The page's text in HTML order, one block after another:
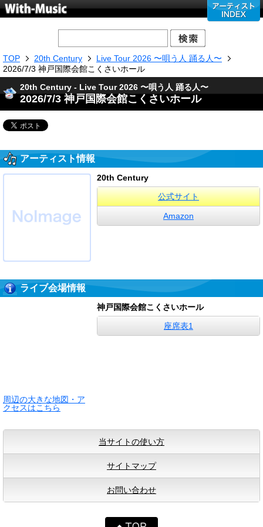
TOP 20th Century
Live Tour 2026 〜唄う人 踊る人〜
2026/7/3 神戸国際会館こくさいホール
20th Century - Live Tour 2026 〜唄う人 踊る人〜
2026/7/3 神戸国際会館こくさいホール
アーティスト情報
20th Century
公式サイト
Amazon
ライブ会場情報
周辺の大きな地図・ア
クセスはこちら
神戸国際会館こくさいホール
座席表1
当サイトの使い方
サイトマップ
お問い合わせ